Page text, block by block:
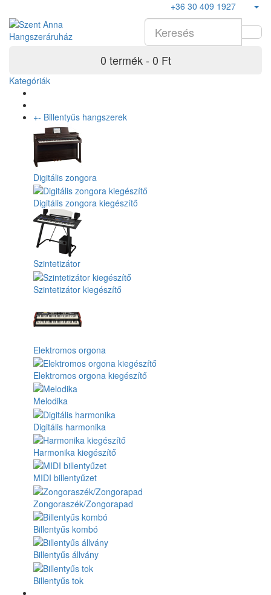
+36 30 409 1927
0 termék - 0 Ft
Kategóriák
+- Billentyűs hangszerek
Digitális zongora
Digitális zongora kiegészítő
Szintetizátor
Szintetizátor kiegészítő
Elektromos orgona
Elektromos orgona kiegészítő
Melodika
Digitális harmonika
Harmonika kiegészítő
MIDI billentyűzet
Zongoraszék/Zongorapad
Billentyűs kombó
Billentyűs állvány
Billentyűs tok